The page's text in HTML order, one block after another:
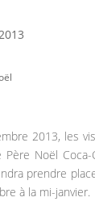
2013, les
Noël
prendre
à la mi-janvier.